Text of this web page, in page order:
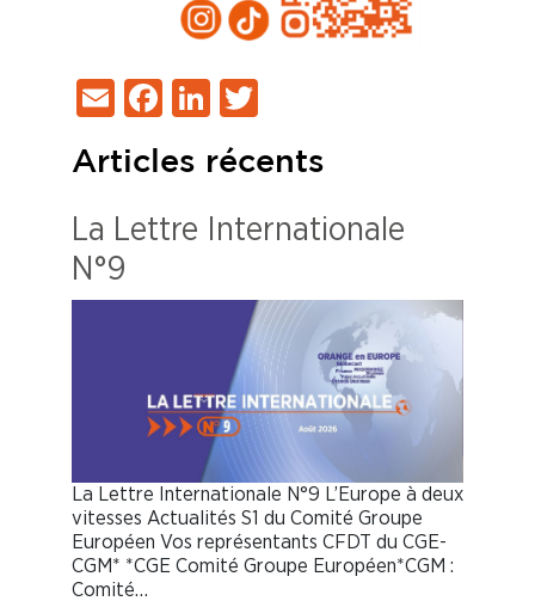
EmailFacebook
LinkedIn
Articles récents
La Lettre Internationale
N°9
La Lettre Internationale N°9 L’Europe à deux
vitesses Actualités S1 du Comité Groupe
Européen Vos représentants CFDT du CGE-
CGM* *CGE Comité Groupe Européen*CGM :
Comité…